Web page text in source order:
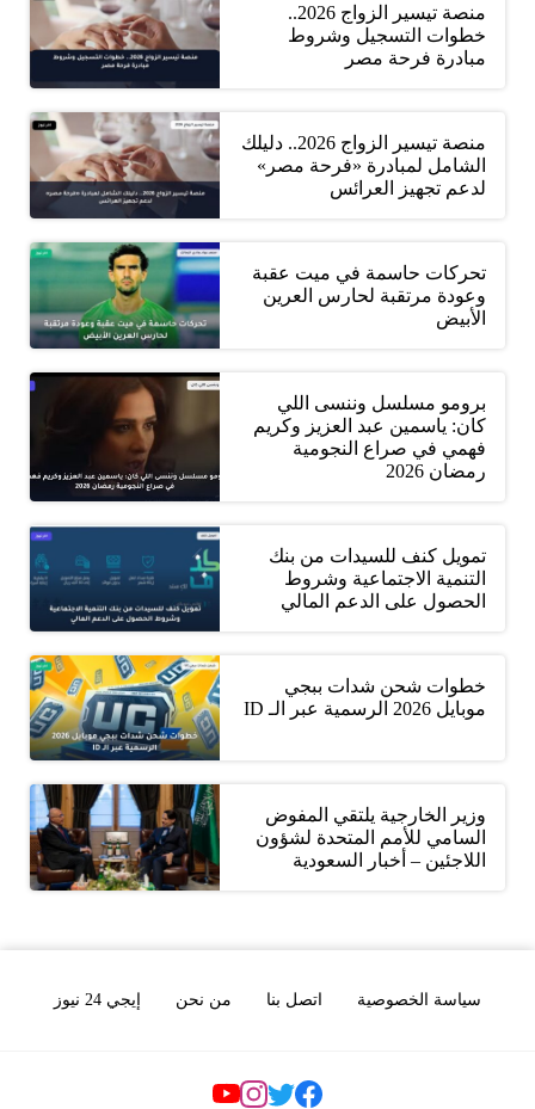
منصة تيسير الزواج 2026..
خطوات التسجيل وشروط
مبادرة فرحة مصر
منصة تيسير الزواج 2026.. دليلك
الشامل لمبادرة «فرحة مصر»
لدعم تجهيز العرائس
تحركات حاسمة في ميت عقبة
وعودة مرتقبة لحارس العرين
الأبيض
برومو مسلسل وننسى اللي
كان: ياسمين عبد العزيز وكريم
فهمي في صراع النجومية
رمضان 2026
تمويل كنف للسيدات من بنك
التنمية الاجتماعية وشروط
الحصول على الدعم المالي
خطوات شحن شدات ببجي
موبايل 2026 الرسمية عبر الـ ID
وزير الخارجية يلتقي المفوض
السامي للأمم المتحدة لشؤون
اللاجئين – أخبار السعودية
سياسة الخصوصية اتصل بنا من نحن إيجي 24 نيوز
Social Links